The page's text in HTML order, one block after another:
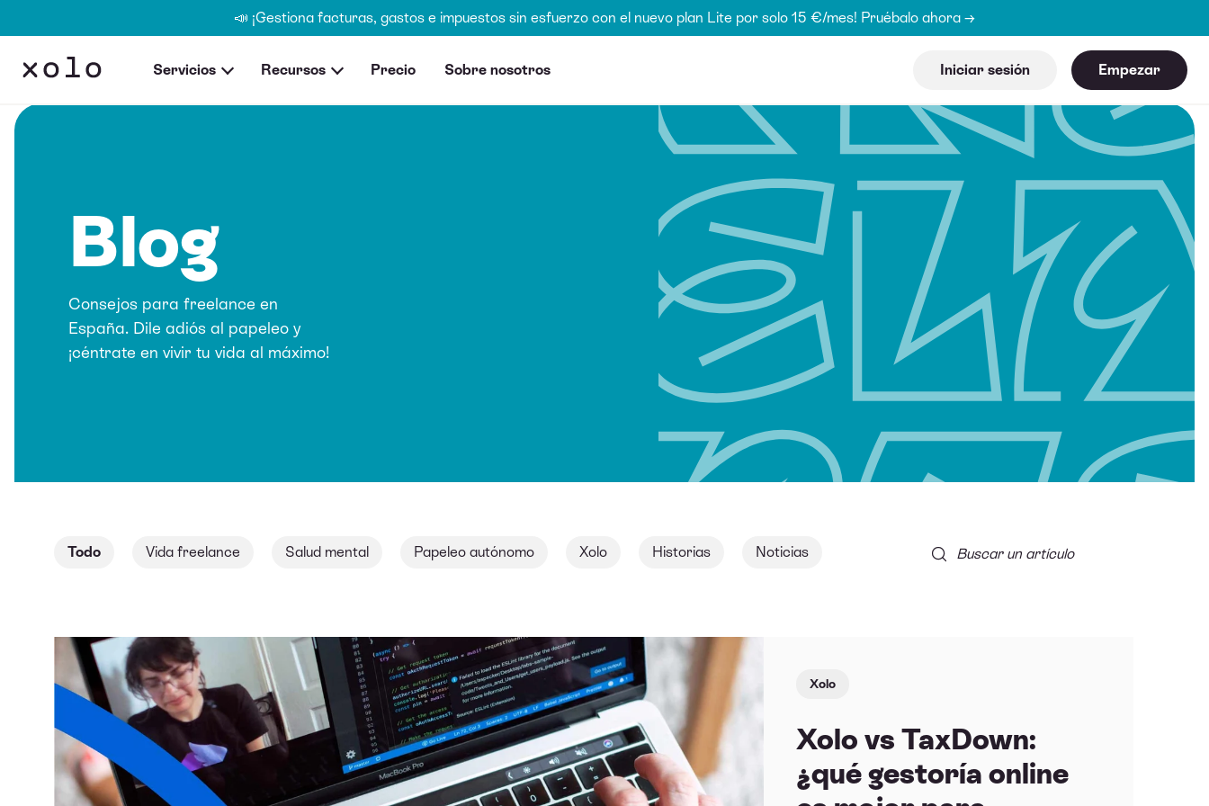
📣 ¡Gestiona facturas, gastos e impuestos sin esfuerzo con el nuevo plan Lite por solo 15 €/mes! Pruébalo ahora →
Servicios Recursos Precio Sobre nosotros Iniciar sesión Empezar
Blog
Consejos para freelance en
España. Dile adiós al papeleo y
¡céntrate en vivir tu vida al máximo!
Todo Vida freelance Salud mental Papeleo autónomo Xolo Historias Noticias Buscar un artículo
Xolo
Xolo vs TaxDown:
¿qué gestoría online